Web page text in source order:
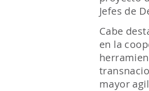
Jefes de
Cabe
en la
mayor